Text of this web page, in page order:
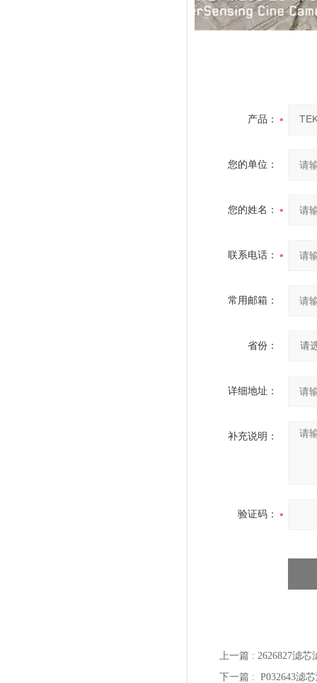
产品：
您的单位：
您的姓名：
联系电话：
常用邮箱：
省份：
详细地址：
补充说明：
验证码：
上一篇 : 2626827滤芯
下一篇 : P032643滤